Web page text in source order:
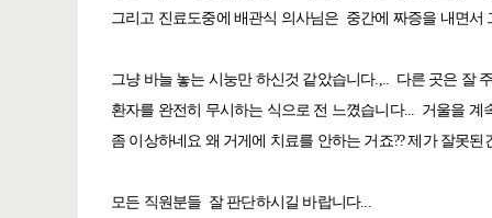
그리고 진료도중에 배관식 의사님은 중간에 짜증을 내면서
그냥 바늘 놓는 시눙만 하신것 같았습니다.,.. 다른 곳은 잘
환자를 완전히 무시하는 식으로 전 느꼈습니다... 거울을
좀 이상하네요 왜 거게에 치료를 안하는 거죠?? 제가 잘못된
모든 직원분들 잘 판단하시길 바랍니다...